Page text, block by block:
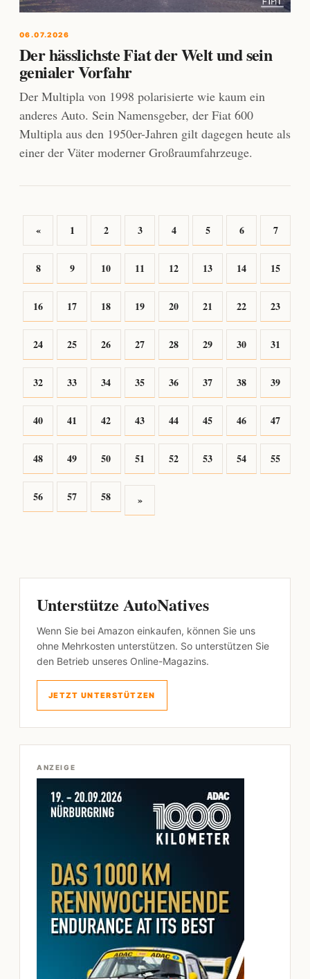
06.07.2026
Der hässlichste Fiat der Welt und sein
genialer Vorfahr
Der Multipla von 1998 polarisierte wie kaum ein
anderes Auto. Sein Namensgeber, der Fiat 600
Multipla aus den 1950er-Jahren gilt dagegen heute als
einer der Väter moderner Großraumfahrzeuge.
« 1 2 3 4 5 6 7
8 9 10 11 12 13 14 15
16 17 18 19 20 21 22 23
24 25 26 27 28 29 30 31
32 33 34 35 36 37 38 39
40 41 42 43 44 45 46 47
48 49 50 51 52 53 54 55
56 57 58 »
Unterstütze AutoNatives
Wenn Sie bei Amazon einkaufen, können Sie uns
ohne Mehrkosten unterstützen. So unterstützen Sie
den Betrieb unseres Online-Magazins.
JETZT UNTERSTÜTZEN
ANZEIGE